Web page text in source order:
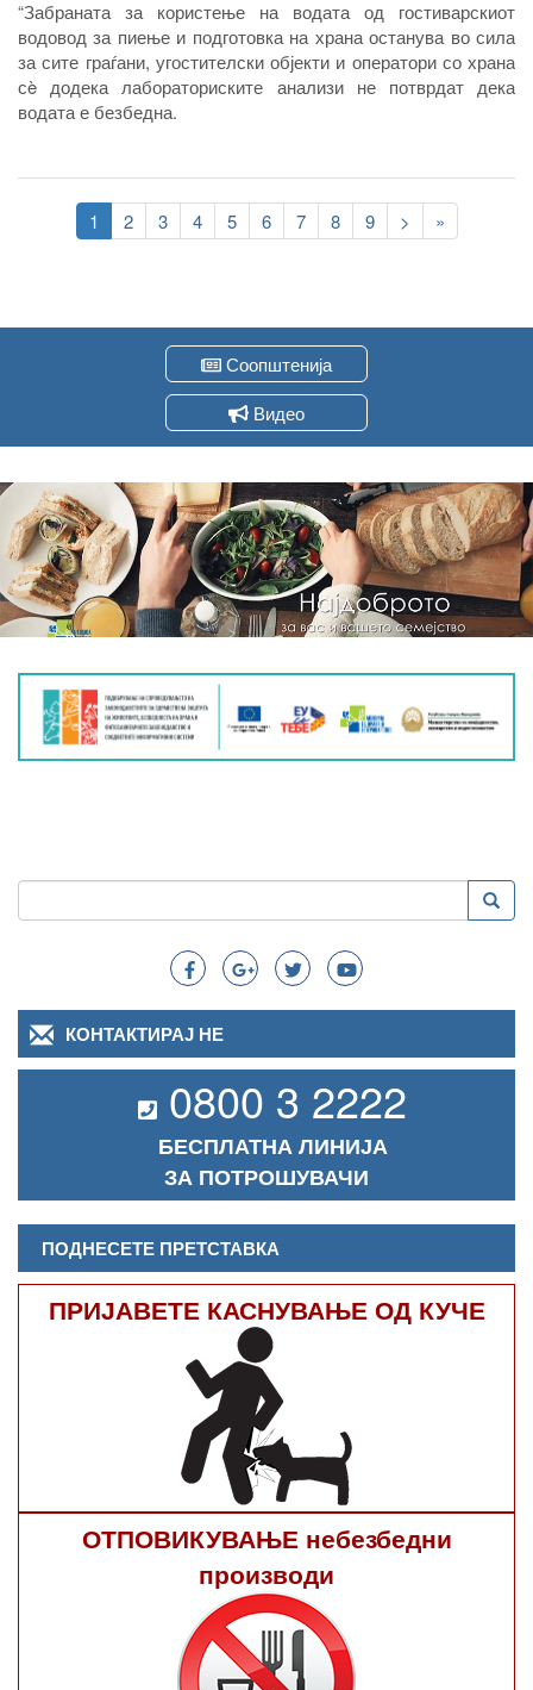
“Забраната за користење на водата од гостиварскиот
водовод за пиење и подготовка на храна останува во сила
за сите граѓани, угостителски објекти и оператори со храна
сè додека лабораториските анализи не потврдат дека
водата е безбедна.
Pagination
Current
page
1 Page
2 Page
3 Page
4 Page
5 Page
6 Page
7 Page
8 Page
9
Следна
страна
>
Last
page
»
Соопштенија
Видео
Search
Пребарување
КОНТАКТИРАЈ НЕ
0800 3 2222
БЕСПЛАТНА ЛИНИЈА
ЗА ПОТРОШУВАЧИ
ПОДНЕСЕТЕ ПРЕТСТАВКА
ПРИЈАВЕТЕ КАСНУВАЊЕ ОД КУЧЕ
ОТПОВИКУВАЊЕ небезбедни
производи